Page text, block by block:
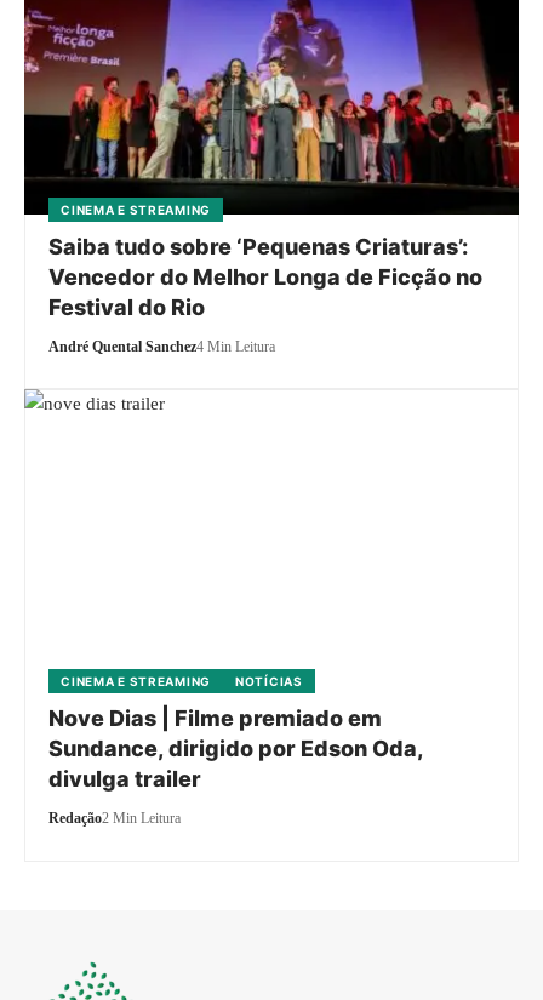
CINEMA E STREAMING
Saiba tudo sobre ‘Pequenas Criaturas’:
Vencedor do Melhor Longa de Ficção no
Festival do Rio
André Quental Sanchez4 Min Leitura
CINEMA E STREAMING NOTÍCIAS
Nove Dias | Filme premiado em
Sundance, dirigido por Edson Oda,
divulga trailer
Redação2 Min Leitura